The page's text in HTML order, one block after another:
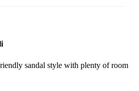
sandal style with plenty of room